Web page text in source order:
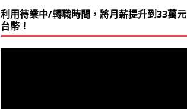
利用待業中/轉職時間，將月薪提升到33萬元
台幣！